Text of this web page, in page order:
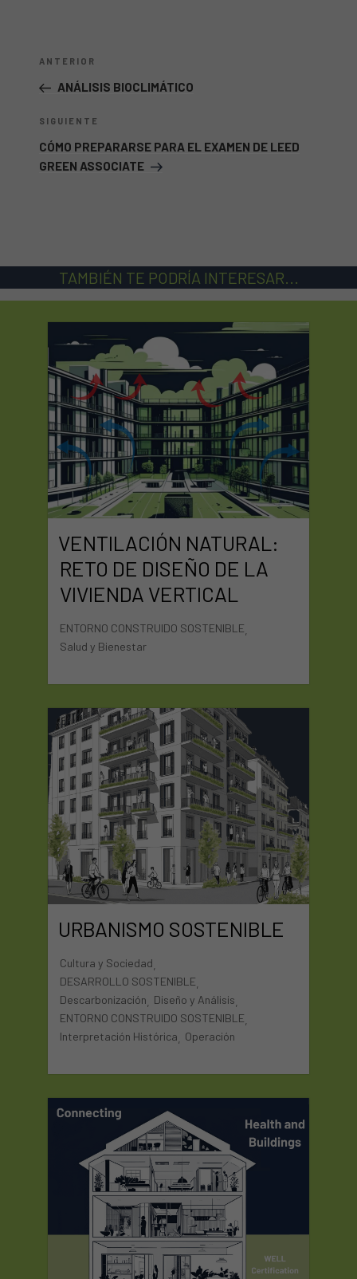
entradas
Entrada
anterior:
ANTERIOR
ANÁLISIS BIOCLIMÁTICO
Siguiente
entrada
SIGUIENTE
CÓMO PREPARARSE PARA EL EXAMEN DE LEED
GREEN ASSOCIATE
TAMBIÉN TE PODRÍA INTERESAR...
VENTILACIÓN NATURAL:
RETO DE DISEÑO DE LA
VIVIENDA VERTICAL
ENTORNO CONSTRUIDO SOSTENIBLE,
Salud y Bienestar
URBANISMO SOSTENIBLE
Cultura y Sociedad,
DESARROLLO SOSTENIBLE,
Descarbonización, Diseño y Análisis,
ENTORNO CONSTRUIDO SOSTENIBLE,
Interpretación Histórica, Operación